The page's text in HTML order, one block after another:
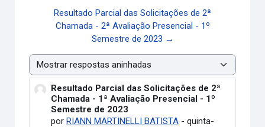
Resultado Parcial das Solicitações de 2ª
Chamada - 2ª Avaliação Presencial - 1º
Semestre de 2023 →
Modo de visualização
Resultado Parcial das Solicitações de 2ª
Chamada - 1ª Avaliação Presencial - 1º
Semestre de 2023
por RIANN MARTINELLI BATISTA- quinta-
Número de respostas: 0